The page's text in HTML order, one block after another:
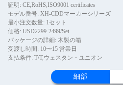
証明: CE,RoHS,ISO9001 certificates
モデル番号: XH-CDDマーカーシリーズ
最小注文数量: 1セット
価格: USD2299-2499/Set
パッケージの詳細: 木製の箱
受渡し時間: 10〜15 営業日
支払条件: T/T,ウェスタン・ユニオン
細部